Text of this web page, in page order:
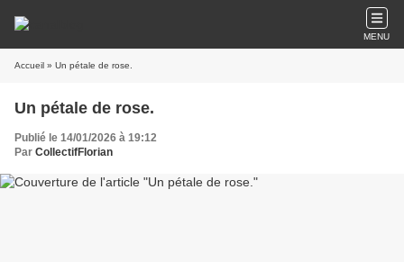
MENU
Accueil » Un pétale de rose.
Un pétale de rose.
Publié le 14/01/2026 à 19:12
Par CollectifFlorian